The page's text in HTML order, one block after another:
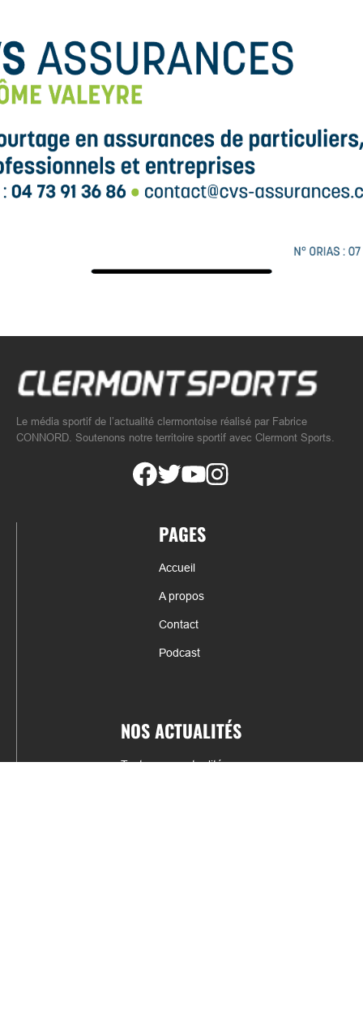
Le média sportif de l’actualité clermontoise réalisé par Fabrice
CONNORD. Soutenons notre territoire sportif avec Clermont Sports.
PAGES
Accueil
A propos
Contact
Podcast
NOS ACTUALITÉS
Toutes nos actualités